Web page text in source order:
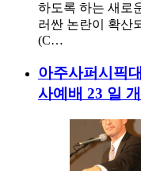
하도록 하는 새로
러싼 논란이 확산
(C…
아주사퍼시픽
사예배 23 일